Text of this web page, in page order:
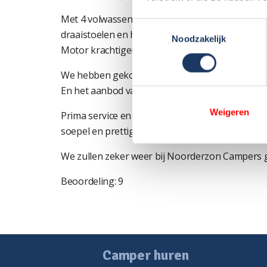
Toestemmingsselectie
Noodzakelijk
Weigeren
Met 4 volwassenen in 3 weken prima te doen.
draaistoelen en het hefbed. De 2 volwaardige
Motor krachtiger dan verwacht waardoor het
We hebben gekozen voor Noorderzon door
En het aanbod van goede en jonge campers.
Prima service en uitleg, ook de afhandeling bij
soepel en prettig.
We zullen zeker weer bij Noorderzon Campers
Beoordeling: 9
Camper huren